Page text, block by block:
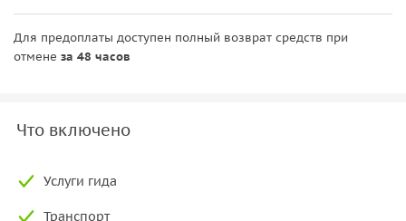
Для предоплаты доступен полный возврат средств при
отмене за 48 часов
Что включено
Услуги гида
Транспорт